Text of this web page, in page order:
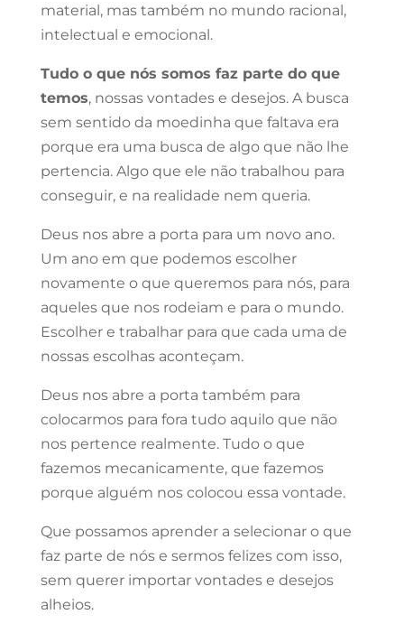
material, mas também no mundo racional,
intelectual e emocional.
Tudo o que nós somos faz parte do que
temos, nossas vontades e desejos. A busca
sem sentido da moedinha que faltava era
porque era uma busca de algo que não lhe
pertencia. Algo que ele não trabalhou para
conseguir, e na realidade nem queria.
Deus nos abre a porta para um novo ano.
Um ano em que podemos escolher
novamente o que queremos para nós, para
aqueles que nos rodeiam e para o mundo.
Escolher e trabalhar para que cada uma de
nossas escolhas aconteçam.
Deus nos abre a porta também para
colocarmos para fora tudo aquilo que não
nos pertence realmente. Tudo o que
fazemos mecanicamente, que fazemos
porque alguém nos colocou essa vontade.
Que possamos aprender a selecionar o que
faz parte de nós e sermos felizes com isso,
sem querer importar vontades e desejos
alheios.